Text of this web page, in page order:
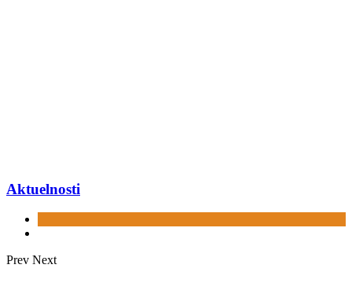
Aktuelnosti
Prev Next